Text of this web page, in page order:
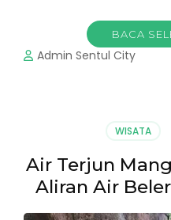
BACA
Admin Sentul City
WISATA
Air Terjun
Aliran Air